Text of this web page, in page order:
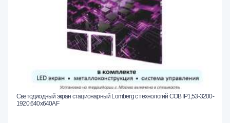
Светодиодный экран стационарный Lomberg с технологий COB IP1,53-3200-
1920.640x640AF